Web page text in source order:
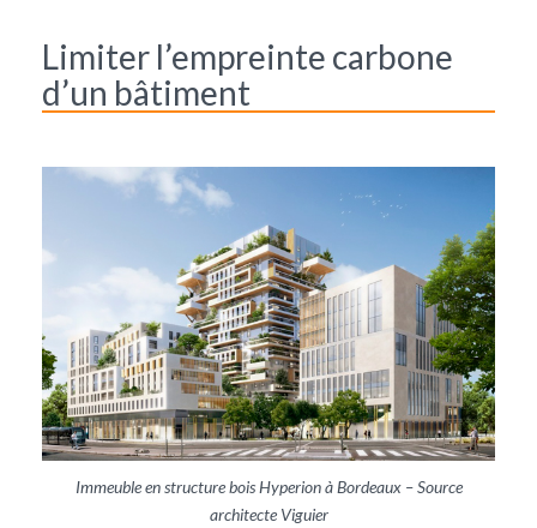
Limiter l’empreinte carbone
d’un bâtiment
Immeuble en structure bois Hyperion à Bordeaux – Source
architecte Viguier